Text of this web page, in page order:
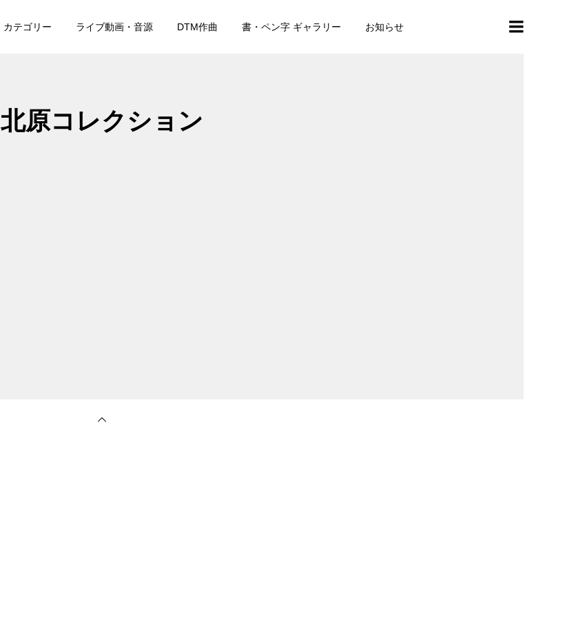
カテゴリー ライブ動画・音源 DTM作曲 書・ペン字 ギャラリー お知らせ
北原コレクション